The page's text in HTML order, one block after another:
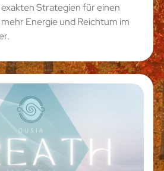
Strategien für einen
Energie und Reichtum im